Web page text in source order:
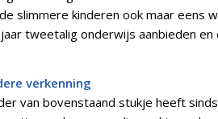
slimmere kinderen ook maar eens
tweetalig onderwijs aanbieden
verkenning
van bovenstaand stukje heeft